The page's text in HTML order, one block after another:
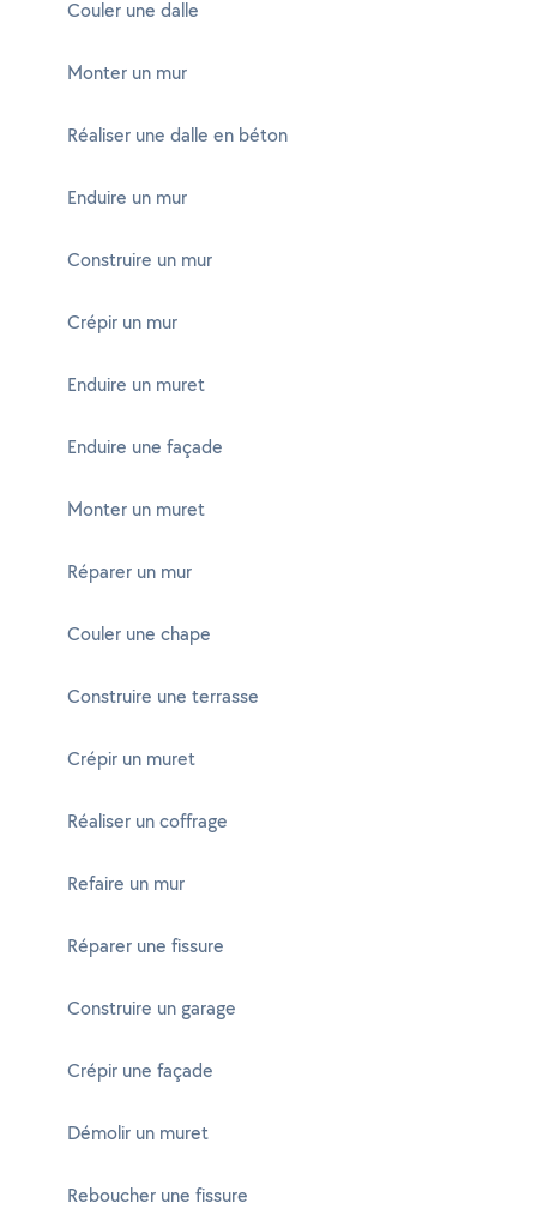
Couler une dalle
Monter un mur
Réaliser une dalle en béton
Enduire un mur
Construire un mur
Crépir un mur
Enduire un muret
Enduire une façade
Monter un muret
Réparer un mur
Couler une chape
Construire une terrasse
Crépir un muret
Réaliser un coffrage
Refaire un mur
Réparer une fissure
Construire un garage
Crépir une façade
Démolir un muret
Reboucher une fissure